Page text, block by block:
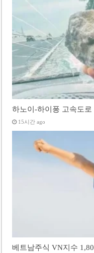
하노이-하이퐁 고속도
15시간 ago
베트남주식 VN지수